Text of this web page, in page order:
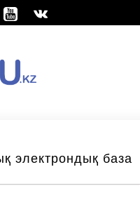
электрондық база